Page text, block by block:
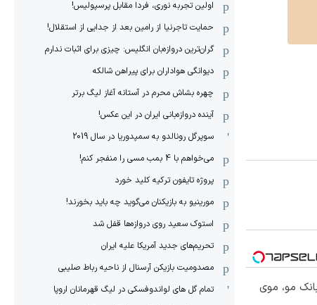
مو، موی
اولین تجربه نوری، فردا مقابل پرسپولیس!
حمایت تاجرنیا از رامین بعد از جدایی از استقلال!
گران‌ترین دروازه‌بان انگلیس: چیزی برای اثبات ندارم
دیوانگی هواداران برای پیراهن شالکه
چهره بشاش محرم در آستانه آغاز لیگ برتر
آینده دروازه‌بانی ایران در این عکس!
سوپرگل رونالدو به سمپدوریا در سال 2019
می‌خواهم با 4 بمب مسی را منفجر کنم!
پروژه تایفون ترکیه کلید خورد
مورینیو به بازیکنان می‌گوید چه باید بخورند!
استوک سعید روی دروازه‌ها قفل شد
تحریم‌های جدید آمریکا علیه ایران
مصدومیت بازیکن آرسنال از ناحیه رباط صلیبی
تمام گل های لواندوفسکی در لیگ قهرمانان اروپا